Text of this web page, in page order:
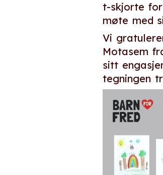
t-skjorte
møte med
Vi
Motasem
sitt
tegningen